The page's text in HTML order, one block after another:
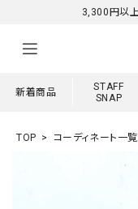
3,300円以
新着商品
STAFF
SNAP
TOP コーディネート一覧